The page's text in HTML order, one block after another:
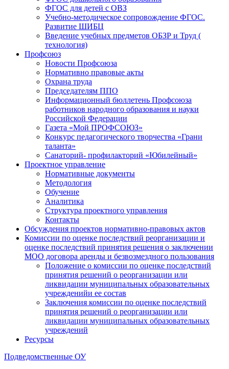
ФГОС для детей с ОВЗ
Учебно-методическое сопровождение ФГОС.
Развитие ШИБЦ
Введение учебных предметов ОБЗР и Труд (
технология)
Профсоюз
Новости Профсоюза
Нормативно правовые акты
Охрана труда
Председателям ППО
Информационный бюллетень Профсоюза
работников народного образования и науки
Российской Федерации
Газета «Мой ПРОФСОЮЗ»
Конкурс педагогического творчества «Грани
таланта»
Санаторий- профилакторий «Юбилейный»
Проектное управление
Нормативные документы
Методология
Обучение
Аналитика
Структура проектного управления
Контакты
Обсуждения проектов нормативно-правовых актов
Комиссии по оценке последствий реорганизации и
оценке последствий принятия решения о заключении
МОО договора аренды и безвозмездного пользования
Положение о комиссии по оценке последствий
принятия решений о реорганизации или
ликвидации муниципальных образовательных
учрежденийи ее состав
Заключения комиссии по оценке последствий
принятия решений о реорганизации или
ликвидации муниципальных образовательных
учреждений
Ресурсы
Подведомственные ОУ